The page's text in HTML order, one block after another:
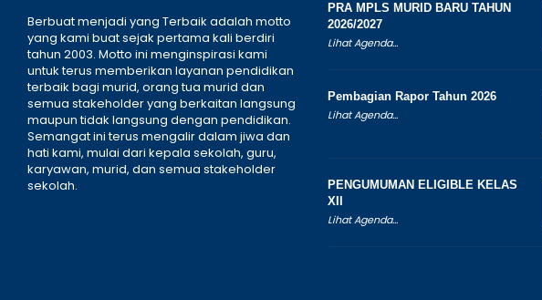
Berbuat menjadi yang Terbaik adalah motto
yang kami buat sejak pertama kali berdiri
tahun 2003. Motto ini menginspirasi kami
untuk terus memberikan layanan pendidikan
terbaik bagi murid, orang tua murid dan
semua stakeholder yang berkaitan langsung
maupun tidak langsung dengan pendidikan.
Semangat ini terus mengalir dalam jiwa dan
hati kami, mulai dari kepala sekolah, guru,
karyawan, murid, dan semua stakeholder
sekolah.
PRA MPLS MURID BARU TAHUN
2026/2027
Lihat Agenda...
Pembagian Rapor Tahun 2026
Lihat Agenda...
PENGUMUMAN ELIGIBLE KELAS
XII
Lihat Agenda...